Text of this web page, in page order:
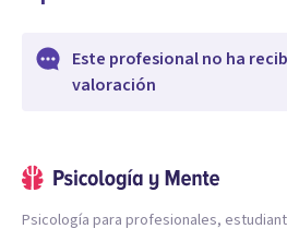
Este profesional no ha
valoración
Psicología para profesionales,